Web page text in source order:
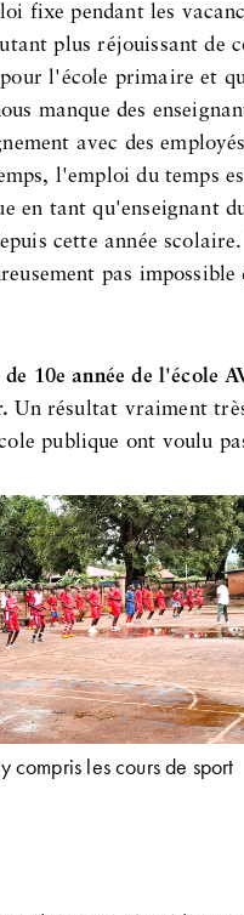
fixe pendant les
plus réjouissant de
l'école primaire et
manque des
avec des
l'emploi du temps
en tant qu'enseignant
cette année
pas
10e année de l'école
Un résultat vraiment
publique ont voulu
compris les cours de sport